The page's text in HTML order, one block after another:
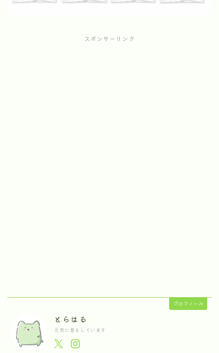
スポンサーリンク
プロフィール
とらはる
元気に息をしています